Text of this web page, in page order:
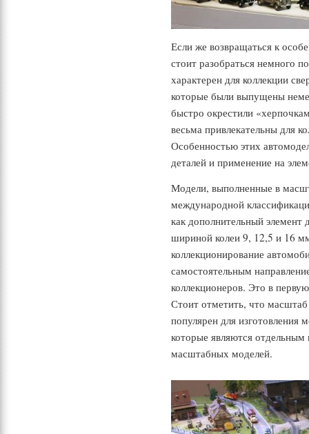
Если же возвращаться к
стоит разобраться немного
характерен для коллекции
которые были выпущены
быстро окрестили
весьма привлекательны для
Особенностью этих
деталей и применение на
Модели, выполненные в
международной
как дополнительный элемент
шириной колеи 9, 12,5 и 16
коллекционирование
самостоятельным
коллекционеров. Это в
Стоит отметить, что
популярен для изготовления
которые являются отдельным
масштабных моделей.